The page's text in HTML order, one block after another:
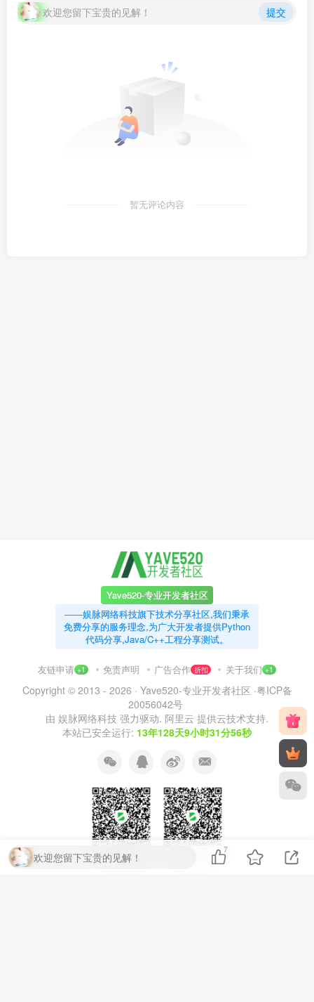
欢迎您留下宝贵的见解！ 提交
暂无评论内容
Yave520-专业开发者社区
——娱脉网络科技旗下技术分享社区,我们秉承
免费分享的服务理念,为广大开发者提供Python
代码分享,Java/C++工程分享测试。
友链申请 +1 免责声明 广告合作 折扣 关于我们 +1
Copyright © 2013 - 2026 · Yave520-专业开发者社区 ·粤ICP备
20056042号
由 娱脉网络科技 强力驱动. 阿里云 提供云技术支持.
本站已安全运行: 13年128天9小时31分57秒
扫码加QQ群 扫码加微信
欢迎您留下宝贵的见解！
7